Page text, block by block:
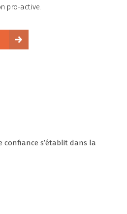
pro-active.
confiance s’établit dans la